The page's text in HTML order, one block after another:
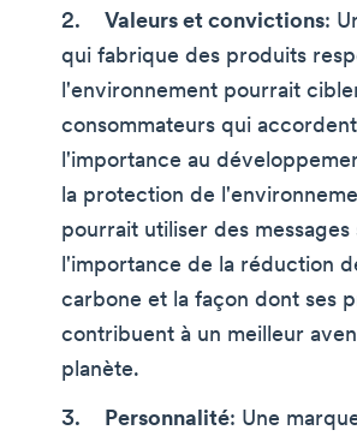
Valeurs et convictions:
qui fabrique des produits
l'environnement pourrait
consommateurs qui
l'importance au
la protection de
pourrait utiliser des messages
l'importance de la réduction
carbone et la façon dont ses
contribuent à un meilleur
planète.
Personnalité: Une